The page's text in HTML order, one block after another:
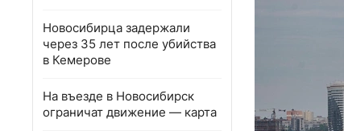
Новосибирца задержали
через 35 лет после убийства
в Кемерове
На въезде в Новосибирск
ограничат движение — карта